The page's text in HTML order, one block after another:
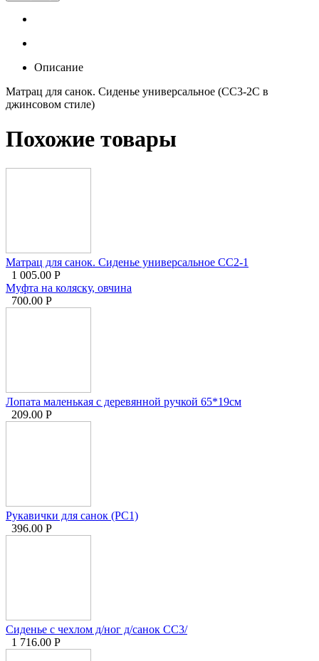
Описание
Матрац для санок. Сиденье универсальное (СС3-2С в
джинсовом стиле)
Похожие товары
Матрац для санок. Сиденье универсальное СС2-1
1 005.00 Р
Муфта на коляску, овчина
700.00 Р
Лопата маленькая с деревянной ручкой 65*19см
209.00 Р
Рукавички для санок (РС1)
396.00 Р
Сиденье с чехлом д/ног д/санок СС3/
1 716.00 Р